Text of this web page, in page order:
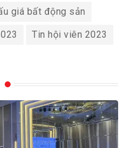
giá bất động sản
Tin hội viên 2023